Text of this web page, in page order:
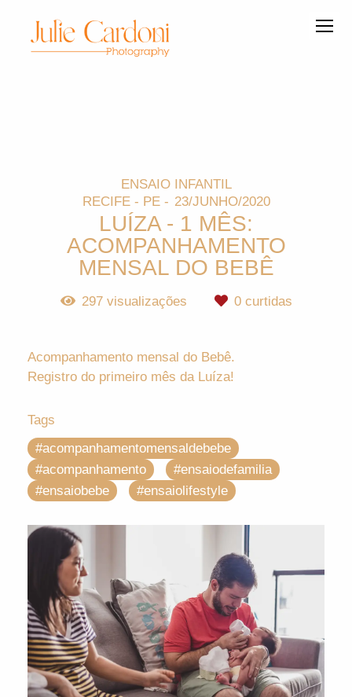
ENSAIO INFANTIL
RECIFE - PE
23/JUNHO/2020
LUÍZA - 1 MÊS:
ACOMPANHAMENTO
MENSAL DO BEBÊ
297visualizações 0curtidas
Acompanhamento mensal do Bebê.
Registro do primeiro mês da Luíza!
Tags
#acompanhamentomensaldebebe
#acompanhamento
#ensaiodefamilia
#ensaiobebe
#ensaiolifestyle